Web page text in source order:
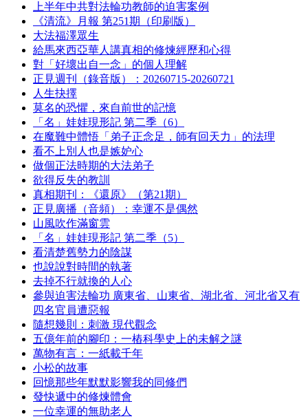
上半年中共對法輪功教師的迫害案例
《清流》月報 第251期（印刷版）
大法福澤眾生
給馬來西亞華人講真相的修煉經歷和心得
對「好壞出自一念」的個人理解
正見週刊（錄音版）：20260715-20260721
人生抉擇
莫名的恐懼，來自前世的記憶
「名」娃娃現形記 第二季（6）
在魔難中體悟「弟子正念足，師有回天力」的法理
看不上別人也是嫉妒心
做個正法時期的大法弟子
欲得反失的教訓
真相期刊：《還原》（第21期）
正見廣播（音頻）：幸運不是偶然
山風吹作滿窗雲
「名」娃娃現形記 第二季（5）
看清楚舊勢力的陰謀
也說說對時間的執著
去掉不行就換的人心
參與迫害法輪功 廣東省、山東省、湖北省、河北省又有
四名官員遭惡報
隨想幾則：刺激 現代觀念
五億年前的腳印：一樁科學史上的未解之謎
萬物有言：一紙載千年
小松的故事
回憶那些年默默影響我的同修們
發快遞中的修煉體會
一位幸運的無助老人